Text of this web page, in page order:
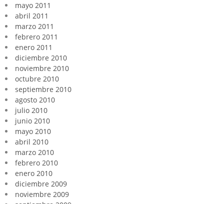
mayo 2011
abril 2011
marzo 2011
febrero 2011
enero 2011
diciembre 2010
noviembre 2010
octubre 2010
septiembre 2010
agosto 2010
julio 2010
junio 2010
mayo 2010
abril 2010
marzo 2010
febrero 2010
enero 2010
diciembre 2009
noviembre 2009